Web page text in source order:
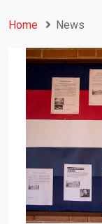
Home News